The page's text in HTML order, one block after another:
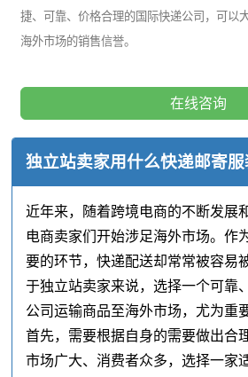
捷、可靠、价格合理的国际快递公司，可以
海外市场的销售信誉。
在线咨询
独立站卖家用什么快递邮寄
近年来，随着跨境电商的不断发展
电商卖家们开始涉足海外市场。作
要的环节，快递配送却常常被容易
于独立站卖家来说，选择一个可靠
公司运输商品至海外市场，尤为重
首先，需要根据自身的需要做出合
市场广大、消费者众多，选择一家